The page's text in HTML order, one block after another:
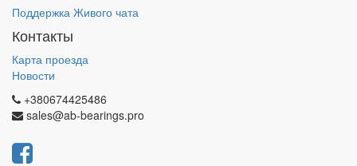
Поддержка Живого чата
Контакты
Карта проезда
Новости
+380674425486
sales@ab-bearings.pro